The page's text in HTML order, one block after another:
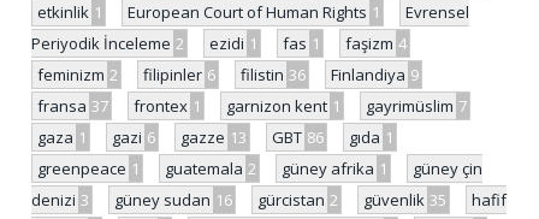
etkinlik 1 European Court of Human Rights 1
Evrensel
Periyodik İnceleme 2 ezidi 1 fas 1 faşizm 4
feminizm 2 filipinler 6 filistin 36 Finlandiya 9
fransa 37 frontex 1 garnizon kent 1 gayrimüslim 7
gaza 1 gazi 6 gazze 13 GBT 86 gıda 1
greenpeace 1 guatemala 2 güney afrika 1
güney çin
denizi 3 güney sudan 16 gürcistan 2 güvenlik 35
hafif